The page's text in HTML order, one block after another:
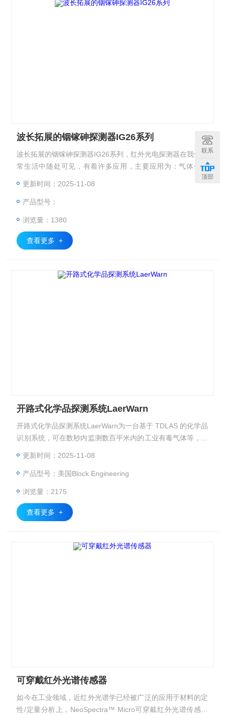
波长拓展的铟镓砷探测器IG26系列
波长拓展的铟镓砷探测器IG26系列，红外光电探测器在我们日
常生活中随处可见，有着许多应用，主要应用为：气体分析
仪、水质分析、红外测温、分光光度计、傅里叶红外光谱仪、
更新时间：2025-11-08
产品型号：
浏览量：1380
查看更多 +
开路式化学品探测系统LaerWarn
开路式化学品探测系统LaerWarn为一台基于 TDLAS 的化学品
识别系统，可在数秒内监测数百平米内的工业有毒气体等，用
布局。
更新时间：2025-11-08
产品型号：美国Block Engineering
浏览量：2175
查看更多 +
可穿戴红外光谱传感器
如今在工业领域，近红外光谱学已经被广泛的应用于材料的定
性/定量分析上，NeoSpectra™ Micro可穿戴红外光谱传感器
联系
顶部